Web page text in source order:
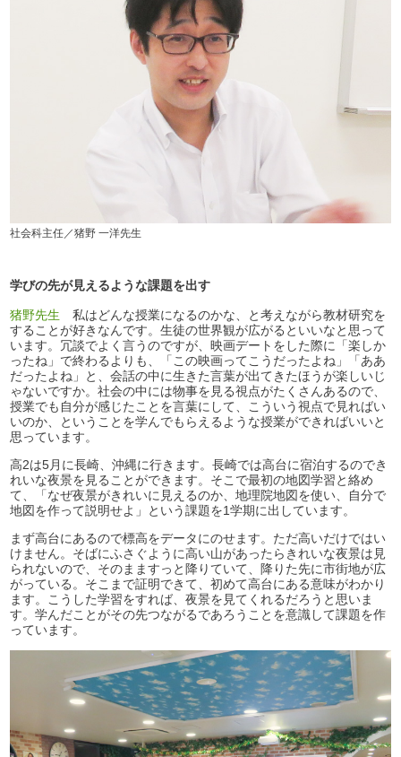
社会科主任／猪野 一洋先生
学びの先が見えるような課題を出す
猪野先生 私はどんな授業になるのかな、と考えながら教材研究を
することが好きなんです。生徒の世界観が広がるといいなと思って
います。冗談でよく言うのですが、映画デートをした際に「楽しか
ったね」で終わるよりも、「この映画ってこうだったよね」「ああ
だったよね」と、会話の中に生きた言葉が出てきたほうが楽しいじ
ゃないですか。社会の中には物事を見る視点がたくさんあるので、
授業でも自分が感じたことを言葉にして、こういう視点で見ればい
いのか、ということを学んでもらえるような授業ができればいいと
思っています。
高2は5月に長崎、沖縄に行きます。長崎では高台に宿泊するのでき
れいな夜景を見ることができます。そこで最初の地図学習と絡め
て、「なぜ夜景がきれいに見えるのか、地理院地図を使い、自分で
地図を作って説明せよ」という課題を1学期に出しています。
まず高台にあるので標高をデータにのせます。ただ高いだけではい
けません。そばにふさぐように高い山があったらきれいな夜景は見
られないので、そのまますっと降りていて、降りた先に市街地が広
がっている。そこまで証明できて、初めて高台にある意味がわかり
ます。こうした学習をすれば、夜景を見てくれるだろうと思いま
す。学んだことがその先つながるであろうことを意識して課題を作
っています。